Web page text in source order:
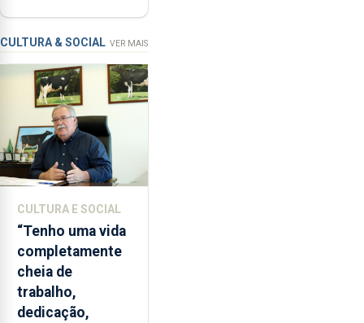
condições
de
ensino
instituição
requalificação
CULTURA & SOCIAL VER MAIS
CULTURA E SOCIAL
“Tenho uma vida
completamente
cheia de
trabalho,
dedicação,